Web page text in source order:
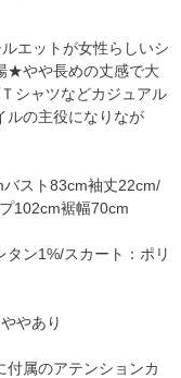
エットが女性らしいシ
★やや長めの丈感で大
シャツなどカジュアル
の主役になりなが
スト83cm袖丈22cm/
102cm裾幅70cm
ン1%/スカート：ポリ
やあり
属のアテンションカ